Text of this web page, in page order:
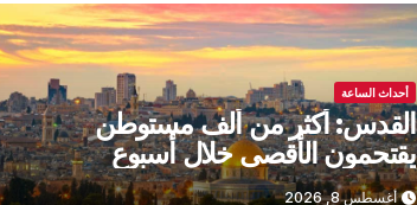
أحداث الساعة
القدس: أكثر من ألف مستوطن
يقتحمون الأقصى خلال أسبوع
أغسطس 8, 2026